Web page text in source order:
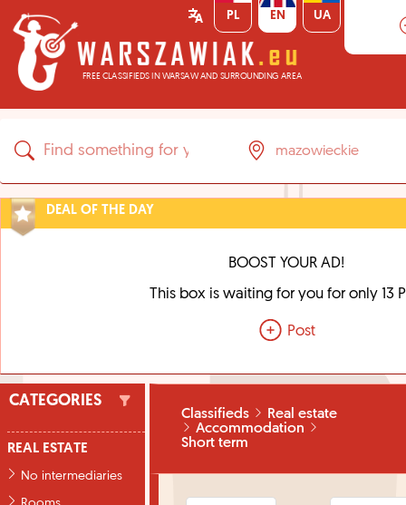
FREE CLASSIFIEDS IN WARSAW AND SURROUNDING AREA
PL EN UA
DEAL OF THE DAY
BOOST YOUR AD!
This box is waiting for you for only 13
Post
CATEGORIES
REAL ESTATE
No intermediaries
Classifieds
Real estate
Accommodation
Short term